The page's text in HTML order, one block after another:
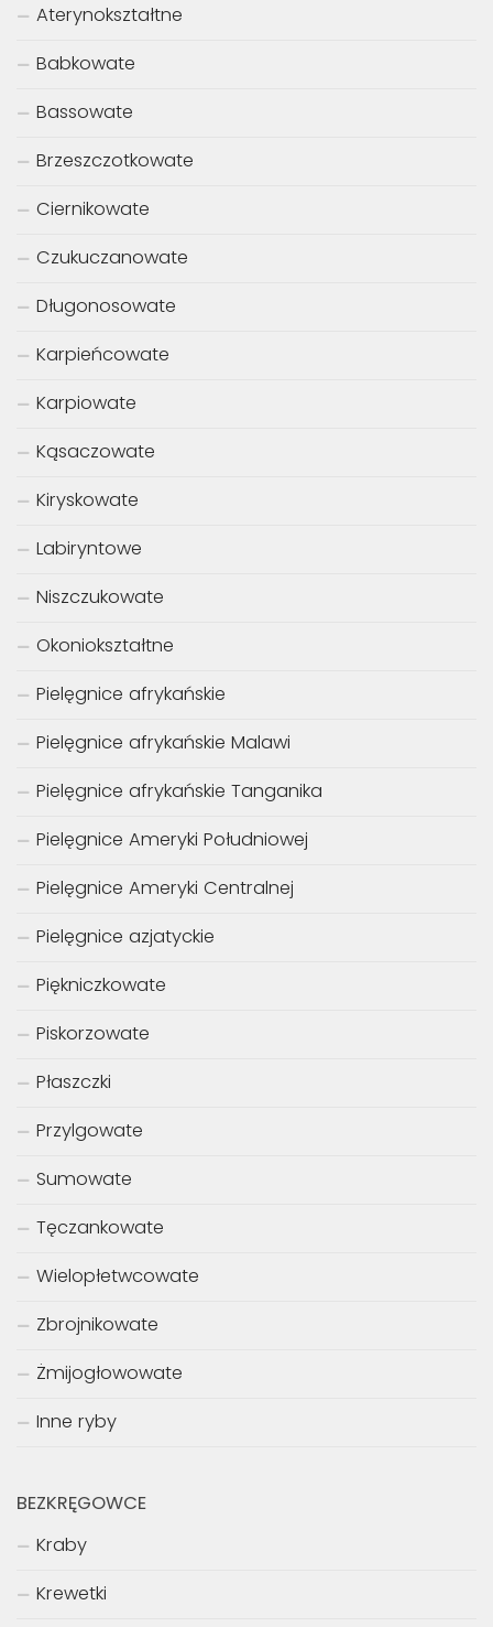
Aterynokształtne
Babkowate
Bassowate
Brzeszczotkowate
Ciernikowate
Czukuczanowate
Długonosowate
Karpieńcowate
Karpiowate
Kąsaczowate
Kiryskowate
Labiryntowe
Niszczukowate
Okoniokształtne
Pielęgnice afrykańskie
Pielęgnice afrykańskie Malawi
Pielęgnice afrykańskie Tanganika
Pielęgnice Ameryki Południowej
Pielęgnice Ameryki Centralnej
Pielęgnice azjatyckie
Piękniczkowate
Piskorzowate
Płaszczki
Przylgowate
Sumowate
Tęczankowate
Wielopłetwcowate
Zbrojnikowate
Żmijogłowowate
Inne ryby
BEZKRĘGOWCE
Kraby
Krewetki